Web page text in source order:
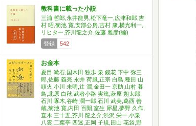
教科書に載った小説
三浦 哲郎,永井龍男,松下竜一,広津和郎,吉
村 昭,菊池 寛,安部公房,吉村 康,横光利一,
リヒター,芥川龍之介,佐藤 雅彦(編)
登録
542
お金本
夏目 漱石,国木田 独歩,泉 鏡花,下中 弥三
郎,佐藤 義亮,永井 荷風,正宗 白鳥,種田 山
頭火,小川 未明,辻 潤,金田一 京助,山村 暮
鳥,北原 白秋,武者小路 実篤,萩原 朔太郎,
石川 啄木,谷崎 潤一郎,石川 武美,葛西 善
蔵,菊池 寛,内田 百閒,室生 犀星,夢野 久作,
直木 三十五,芥川 龍之介,渋沢 栄一,小泉
八雲,二葉亭 四迷,正岡 子規,田山 花袋,野